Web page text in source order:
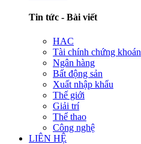
Tin tức - Bài viết
HAC
Tài chính chứng khoán
Ngân hàng
Bất động sản
Xuất nhập khẩu
Thế giới
Giải trí
Thể thao
Công nghệ
LIÊN HỆ